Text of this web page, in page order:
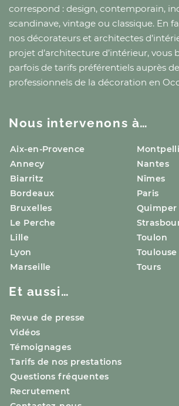
correspond : design, contemporain,
scandinave, vintage ou classique. En
nos décorateurs et architectes
projet d’architecture d’intérieur, vous
parfois de tarifs préférentiels auprès
professionnels de la décoration en
Nous intervenons à…
Aix-en-Provence
Annecy
Biarritz
Bordeaux
Bruxelles
Le Perche
Lille
Lyon
Marseille
Nantes
Nîmes
Paris
Quimper
Toulon
Toulouse
Tours
Et aussi…
Revue de presse
Vidéos
Témoignages
Tarifs de nos prestations
Questions fréquentes
Recrutement